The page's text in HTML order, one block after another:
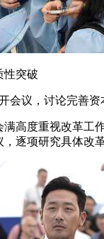
性突破
会议，讨论完善资
高度重视改革工
逐项研究具体改